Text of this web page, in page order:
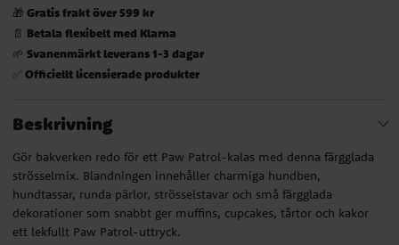
🎁 Gratis frakt över 599 kr
📄 Betala flexibelt med Klarna
🌱 Svanenmärkt leverans 1-3 dagar
✅ Officiellt licensierade produkter
Beskrivning
Gör bakverken redo för ett Paw Patrol-kalas med denna färgglada
strösselmix. Blandningen innehåller charmiga hundben,
hundtassar, runda pärlor, strösselstavar och små färgglada
dekorationer som snabbt ger muffins, cupcakes, tårtor och kakor
ett lekfullt Paw Patrol-uttryck.